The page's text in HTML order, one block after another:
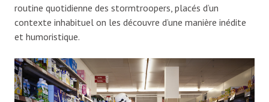
routine quotidienne des stormtroopers, placés d’un
contexte inhabituel on les découvre d’une manière inédite
et humoristique.